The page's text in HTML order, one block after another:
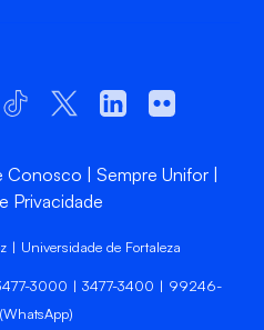
Conosco
Sempre Unifor
Privacidade
| Universidade de Fortaleza
3000 | 3477-3400 | 99246-